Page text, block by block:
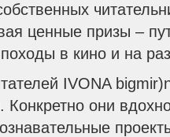
ценные призы –
в кино и на
IVONA
Конкретно они